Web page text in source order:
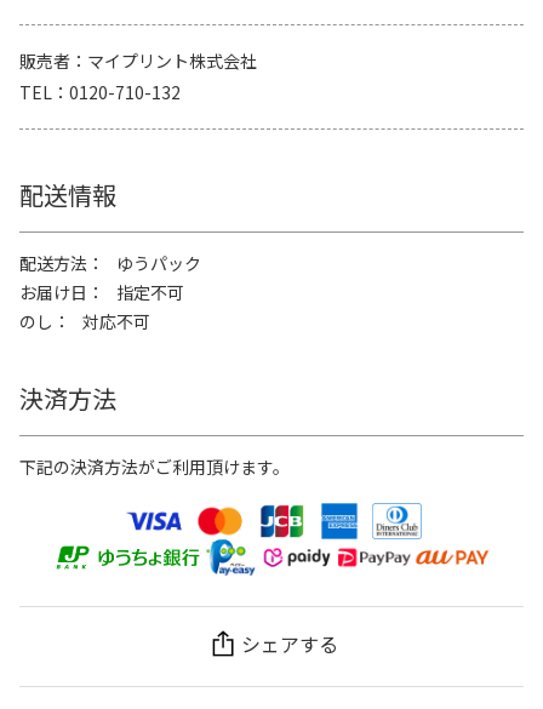
販売者
マイプリント株式会社
TEL
0120-710-132
配送情報
配送方法
ゆうパック
お届け日
指定不可
のし
対応不可
決済方法
下記の決済方法がご利用頂けます。
シェアする